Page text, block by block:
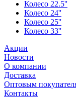
Колесо 22.5''
Колесо 24''
Колесо 25''
Колесо 33''
Акции
Новости
О компании
Доставка
Оптовым
Контакты